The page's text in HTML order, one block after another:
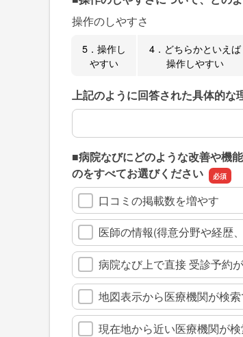
操作のしやすさ
5．操作し
やすい
4．どちらかといえば
操作しやすい
上記のように回答された具体的な
上記のように回答された具体的な
■病院なびにどのような改善や機
のをすべてお選びください
口コミの掲載数を増やす
医師の情報(得意分野や経歴
病院なび上で直接 受診予約
地図表示から医療機関が検
現在地から近い医療機関が